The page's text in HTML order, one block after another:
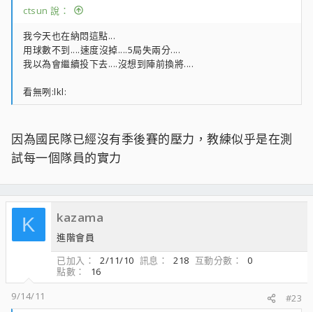
ctsun 說：
我今天也在納悶這點...
用球數不到....速度沒掉....5局失兩分....
我以為會繼續投下去....沒想到陣前換將....
看無咧:lkl:
因為國民隊已經沒有季後賽的壓力，教練似乎是在測
試每一個隊員的實力
K kazama
進階會員
已加入
2/11/10 訊息 218 互動分數
0
點數
16
9/14/11
#23